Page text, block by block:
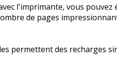
l'imprimante, vous pouvez
de pages
permettent des recharges